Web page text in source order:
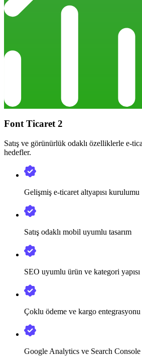
Font Ticaret 2
Satış ve görünürlük odaklı özelliklerle e-
hedefler.
Gelişmiş e-ticaret altyapısı kurulumu
Satış odaklı mobil uyumlu tasarım
SEO uyumlu ürün ve kategori yapısı
Çoklu ödeme ve kargo entegrasyonu
Google Analytics ve Search